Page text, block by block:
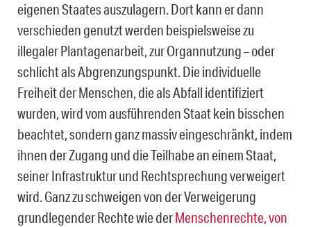
eigenen Staates auszulagern. Dort kann er dann
verschieden genutzt werden beispielsweise zu
illegaler Plantagenarbeit, zur Organnutzung – oder
schlicht als Abgrenzungspunkt. Die individuelle
Freiheit der Menschen, die als Abfall identifiziert
wurden, wird vom ausführenden Staat kein bisschen
beachtet, sondern ganz massiv eingeschränkt, indem
ihnen der Zugang und die Teilhabe an einem Staat,
seiner Infrastruktur und Rechtsprechung verweigert
wird. Ganz zu schweigen von der Verweigerung
grundlegender Rechte wie derMenschenrechte, von